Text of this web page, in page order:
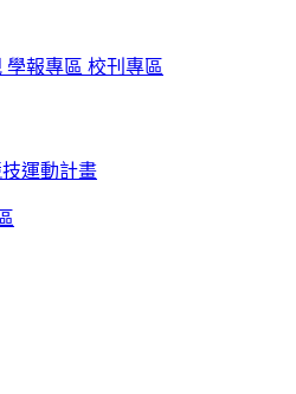
學報專區 校刊專區
運動計畫